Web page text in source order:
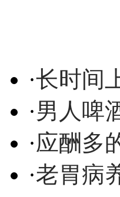
·长时间
·男人啤
·应酬多
·老胃病